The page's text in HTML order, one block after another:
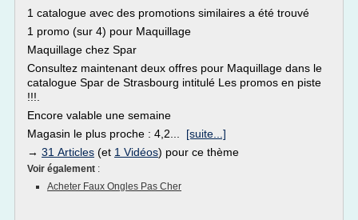
1 catalogue avec des promotions similaires a été trouvé
1 promo (sur 4) pour Maquillage
Maquillage chez Spar
Consultez maintenant deux offres pour Maquillage dans le
catalogue Spar de Strasbourg intitulé Les promos en piste
!!!.
Encore valable une semaine
Magasin le plus proche : 4,2... [suite...]
→ 31 Articles (et 1 Vidéos) pour ce thème
Voir également :
Acheter Faux Ongles Pas Cher